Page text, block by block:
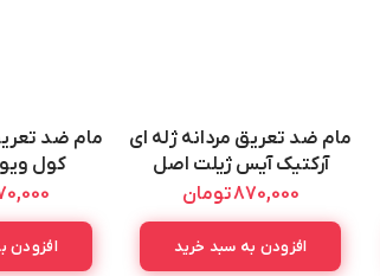
مام ضد تعریق مردانه ژله ای
آرکتیک آیس ژیلت اصل
GILLETTE
ANTIPERSPIRANT GEL
ARCTIC ICE 70ML
870,000تومان
افزودن به سبد خرید
مام ضد
کول
GEL
70ML
افزودن